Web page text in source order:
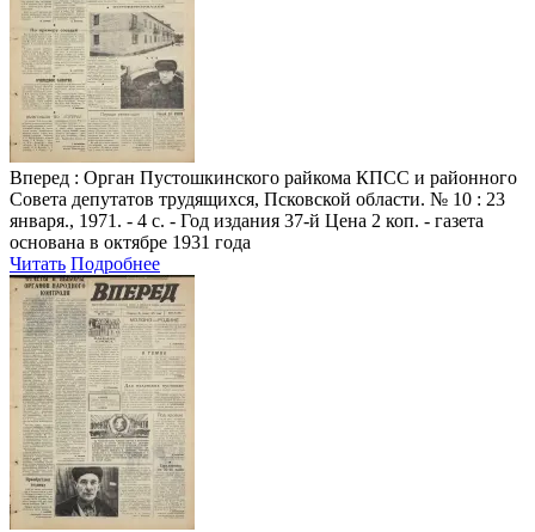
Вперед : Орган Пустошкинского райкома КПСС и районного
Совета депутатов трудящихся, Псковской области. № 10 : 23
января., 1971. - 4 с. - Год издания 37-й Цена 2 коп. - газета
основана в октябре 1931 года
Читать Подробнее